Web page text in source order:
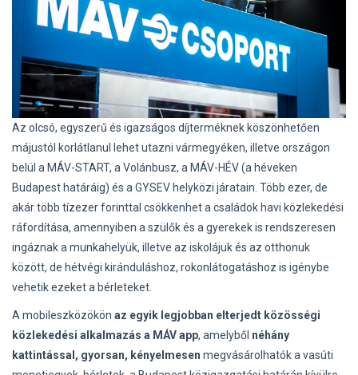
Az olcsó, egyszerű és igazságos díjterméknek köszönhetően
májustól korlátlanul lehet utazni vármegyéken, illetve országon
belül a MÁV-START, a Volánbusz, a MÁV-HÉV (a héveken
Budapest határáig) és a GYSEV helyközi járatain. Több ezer, de
akár több tízezer forinttal csökkenhet a családok havi közlekedési
ráfordítása, amennyiben a szülők és a gyerekek is rendszeresen
ingáznak a munkahelyük, illetve az iskolájuk és az otthonuk
között, de hétvégi kiránduláshoz, rokonlátogatáshoz is igénybe
vehetik ezeket a bérleteket.
A mobileszközökön az egyik legjobban elterjedt közösségi
közlekedési alkalmazás a MÁV app, amelyből néhány
kattintással, gyorsan, kényelmesen megvásárolhatók a vasúti